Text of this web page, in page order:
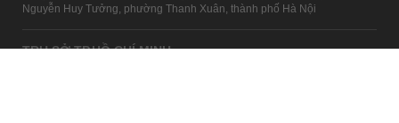
Nguyễn Huy Tưởng, phường Thanh Xuân, thành phố Hà Nội
TRỤ SỞ TP.HỒ CHÍ MINH